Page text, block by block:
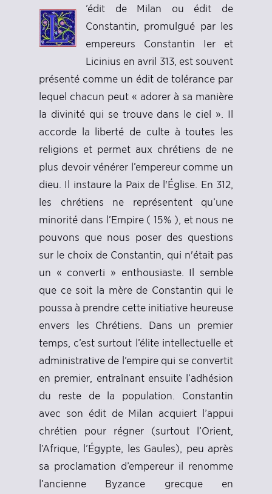
’édit de Milan ou édit de
Constantin, promulgué par les
empereurs Constantin Ier et
Licinius en avril 313, est souvent
présenté comme un édit de tolérance par
lequel chacun peut « adorer à sa manière
la divinité qui se trouve dans le ciel ». Il
accorde la liberté de culte à toutes les
religions et permet aux chrétiens de ne
plus devoir vénérer l’empereur comme un
dieu. Il instaure la Paix de l'Église. En 312,
les chrétiens ne représentent qu’une
minorité dans l’Empire ( 15% ), et nous ne
pouvons que nous poser des questions
sur le choix de Constantin, qui n'était pas
un « converti » enthousiaste. Il semble
que ce soit la mère de Constantin qui le
poussa à prendre cette initiative heureuse
envers les Chrétiens. Dans un premier
temps, c’est surtout l’élite intellectuelle et
administrative de l’empire qui se convertit
en premier, entraînant ensuite l’adhésion
du reste de la population. Constantin
avec son édit de Milan acquiert l’appui
chrétien pour régner (surtout l’Orient,
l’Afrique, l’Égypte, les Gaules), peu après
sa proclamation d’empereur il renomme
l’ancienne Byzance grecque en